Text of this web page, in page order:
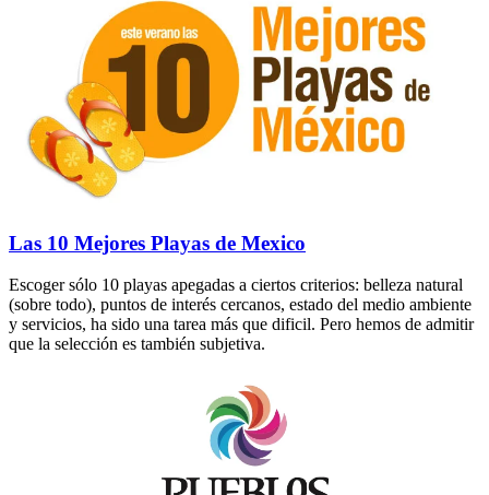
Las 10 Mejores Playas de Mexico
Escoger sólo 10 playas apegadas a ciertos criterios: belleza natural
(sobre todo), puntos de interés cercanos, estado del medio ambiente
y servicios, ha sido una tarea más que dificil. Pero hemos de admitir
que la selección es también subjetiva.